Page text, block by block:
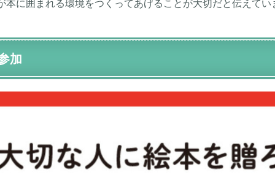
本に囲まれる環境をつくってあげることが大切だと伝えてい
加